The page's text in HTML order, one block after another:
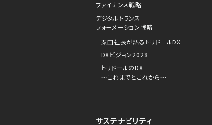
ファイナンス戦略
デジタルトランス
フォーメーション戦略
粟田社長が語るトリドールDX
DXビジョン2028
トリドールのDX
～これまでとこれから～
サステナビリティ